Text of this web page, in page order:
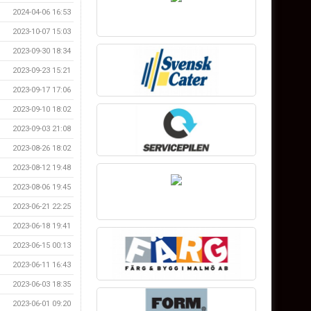
2024-04-06 16:53
2023-10-07 15:03
2023-09-30 18:34
2023-09-23 15:21
2023-09-17 17:06
2023-09-10 18:02
2023-09-03 21:08
2023-08-26 18:02
2023-08-12 19:48
2023-08-06 19:45
2023-06-21 22:25
2023-06-18 19:41
2023-06-15 00:13
2023-06-11 16:43
2023-06-03 18:35
2023-06-01 09:20